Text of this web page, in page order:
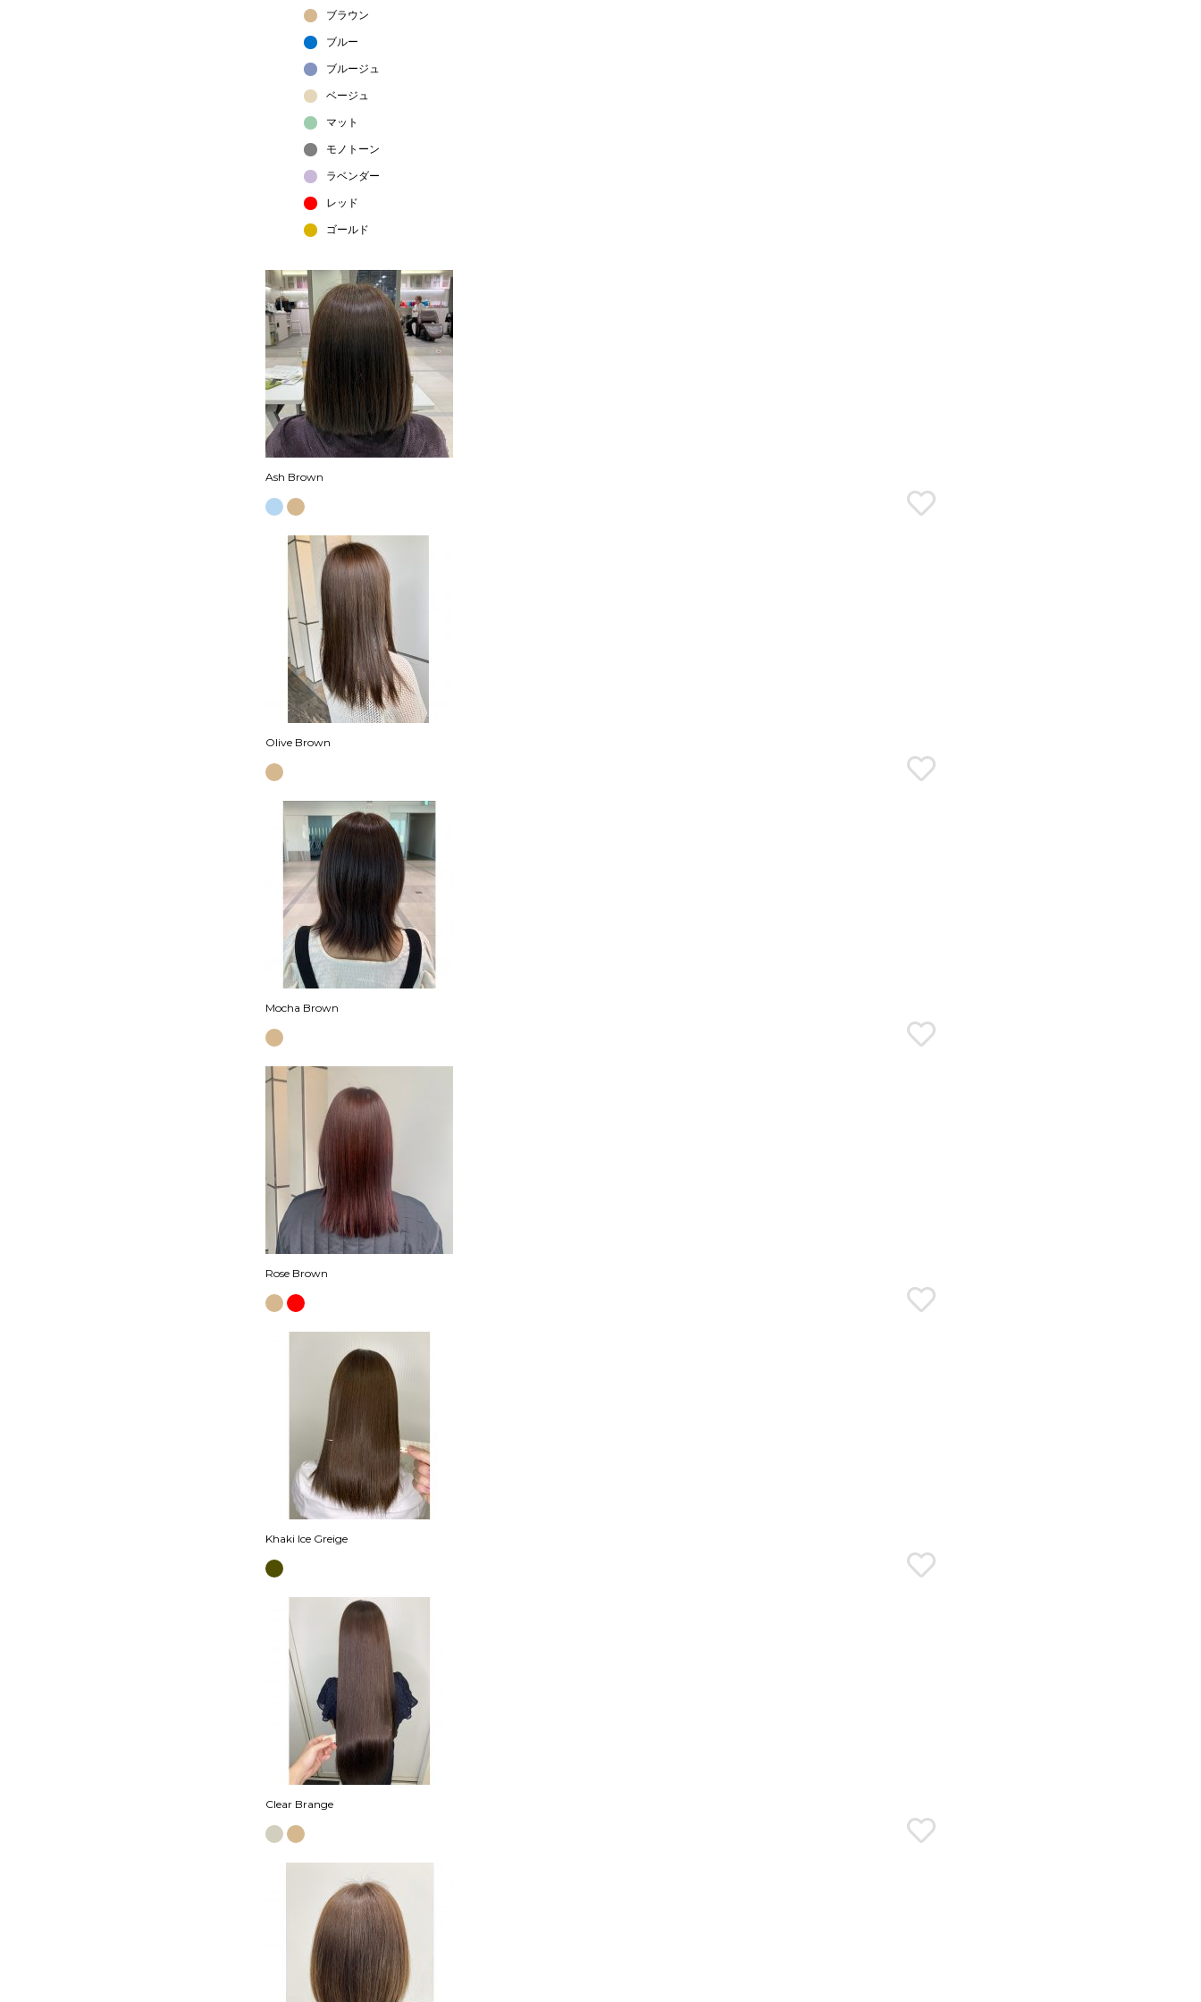
ブラウン
ブルー
ブルージュ
ベージュ
マット
モノトーン
ラベンダー
レッド
ゴールド
Ash Brown
Olive Brown
Mocha Brown
Rose Brown
Khaki Ice Greige
Clear Brange